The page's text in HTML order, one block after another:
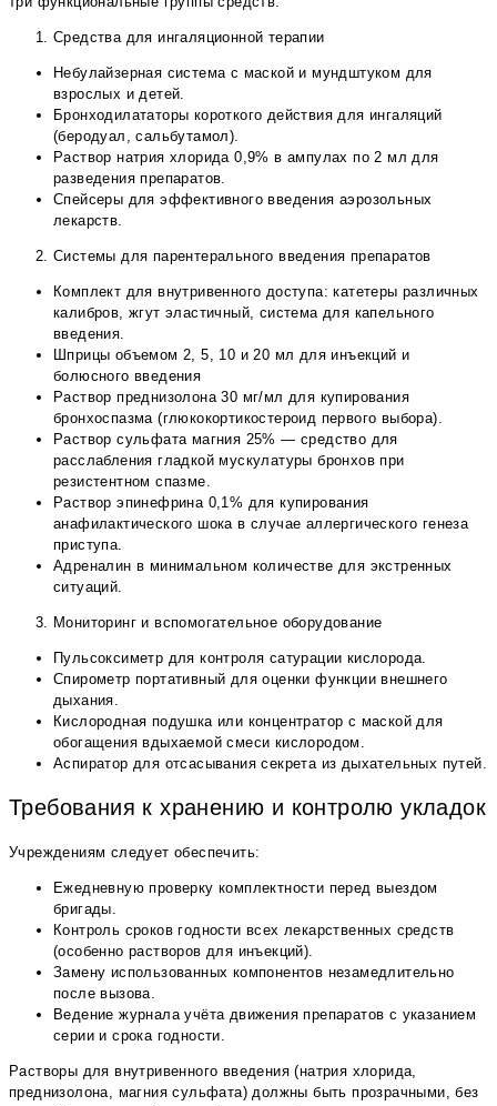
Средства для ингаляционной терапии
Небулайзерная система с маской и мундштуком для
взрослых и детей.
Бронходилататоры короткого действия для ингаляций
(беродуал, сальбутамол).
Раствор натрия хлорида 0,9% в ампулах по 2 мл для
разведения препаратов.
Спейсеры для эффективного введения аэрозольных
лекарств.
Системы для парентерального введения препаратов
Комплект для внутривенного доступа: катетеры различных
калибров, жгут эластичный, система для капельного
введения.
Шприцы объемом 2, 5, 10 и 20 мл для инъекций и
болюсного введения
Раствор преднизолона 30 мг/мл для купирования
бронхоспазма (глюкокортикостероид первого выбора).
Раствор сульфата магния 25% — средство для
расслабления гладкой мускулатуры бронхов при
резистентном спазме.
Раствор эпинефрина 0,1% для купирования
анафилактического шока в случае аллергического генеза
приступа.
Адреналин в минимальном количестве для экстренных
ситуаций.
Мониторинг и вспомогательное оборудование
Пульсоксиметр для контроля сатурации кислорода.
Спирометр портативный для оценки функции внешнего
дыхания.
Кислородная подушка или концентратор с маской для
обогащения вдыхаемой смеси кислородом.
Аспиратор для отсасывания секрета из дыхательных путей.
Требования к хранению и контролю укладок
Учреждениям следует обеспечить:
Ежедневную проверку комплектности перед выездом
бригады.
Контроль сроков годности всех лекарственных средств
(особенно растворов для инъекций).
Замену использованных компонентов незамедлительно
после вызова.
Ведение журнала учёта движения препаратов с указанием
серии и срока годности.
Растворы для внутривенного введения (натрия хлорида,
преднизолона, магния сульфата) должны быть прозрачными, без